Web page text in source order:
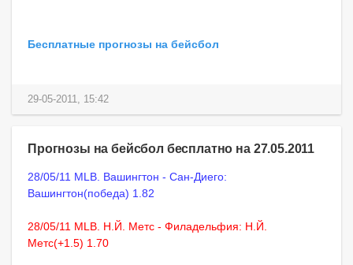
Бесплатные прогнозы на бейсбол
29-05-2011, 15:42
Прогнозы на бейсбол бесплатно на 27.05.2011
28/05/11 MLB. Вашингтон - Сан-Диего:
Вашингтон(победа) 1.82
28/05/11 MLB. Н.Й. Метс - Филадельфия: Н.Й.
Метс(+1.5) 1.70